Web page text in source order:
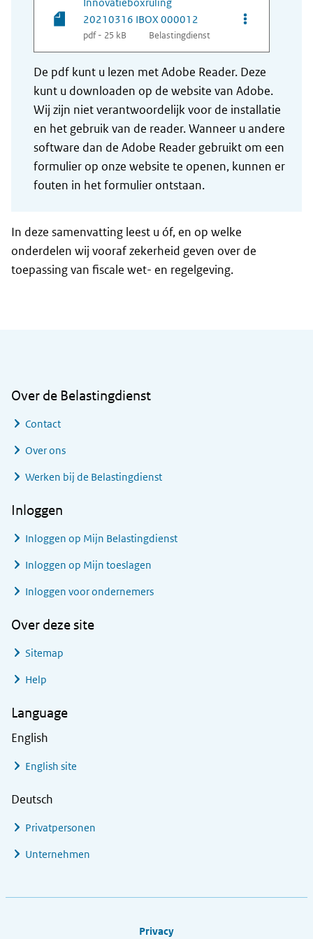
20210316 IBOX 000012
pdf - 25 kB Belastingdienst
Opties van
De pdf kunt u lezen met Adobe Reader. Deze
kunt u downloaden op de website van Adobe.
Wij zijn niet verantwoordelijk voor de installatie
en het gebruik van de reader. Wanneer u andere
software dan de Adobe Reader gebruikt om een
formulier op onze website te openen, kunnen er
fouten in het formulier ontstaan.
In deze samenvatting leest u óf, en op welke
onderdelen wij vooraf zekerheid geven over de
toepassing van fiscale wet- en regelgeving.
Over de Belastingdienst
Contact
Over ons
Werken bij de Belastingdienst
Inloggen
Inloggen op Mijn Belastingdienst
Inloggen op Mijn toeslagen
Inloggen voor ondernemers
Over deze site
Sitemap
Help
Language
English
English site
Deutsch
Privatpersonen
Unternehmen
Privacy